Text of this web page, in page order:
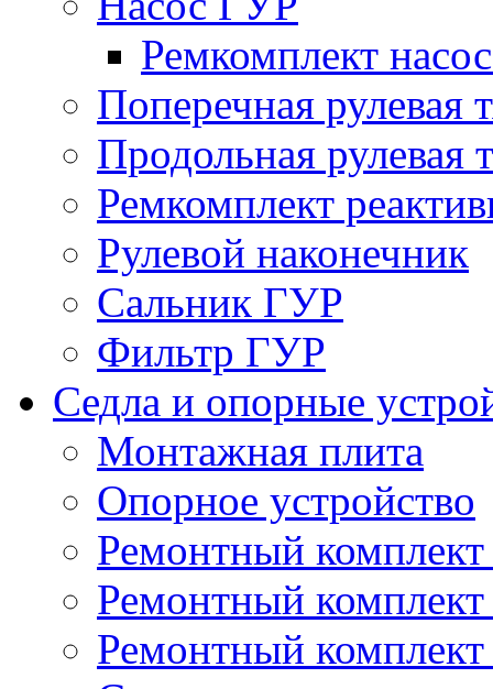
Ремкомплект
Поперечная рулевая
Продольная рулевая
Ремкомплект
Рулевой наконечник
Сальник ГУР
Фильтр ГУР
Седла и опорные
Монтажная плита
Опорное устройство
Ремонтный комплект
Ремонтный
Ремонтный комплект